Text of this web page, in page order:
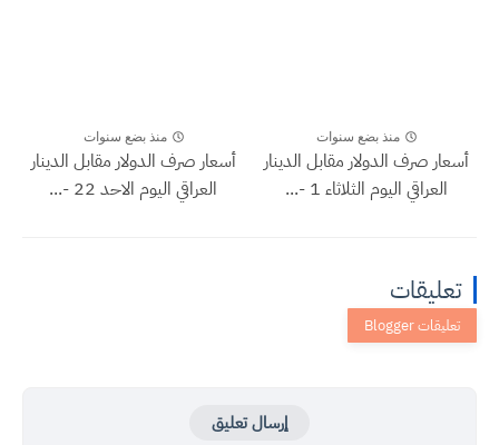
منذ بضع سنوات
أسعار صرف الدولار مقابل الدينار
العراقي اليوم الثلاثاء 1 -...
منذ بضع سنوات
أسعار صرف الدولار مقابل الدينار
العراقي اليوم الاحد 22 -...
تعليقات
إرسال تعليق